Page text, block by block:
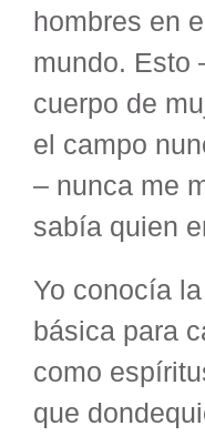
hombres en
mundo. Esto
cuerpo de
el campo
– nunca me
sabía quien
Yo conocía
básica para
como
que